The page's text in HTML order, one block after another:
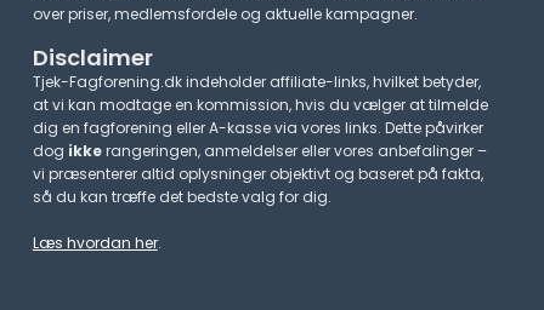
over priser, medlemsfordele og aktuelle kampagner.​
Disclaimer
Tjek-Fagforening.dk indeholder affiliate-links, hvilket betyder,
at vi kan modtage en kommission, hvis du vælger at tilmelde
dig en fagforening eller A-kasse via vores links. Dette påvirker
dog ikkerangeringen, anmeldelser eller vores anbefalinger –
vi præsenterer altid oplysninger objektivt og baseret på fakta,
så du kan træffe det bedste valg for dig.
Læs hvordan her.